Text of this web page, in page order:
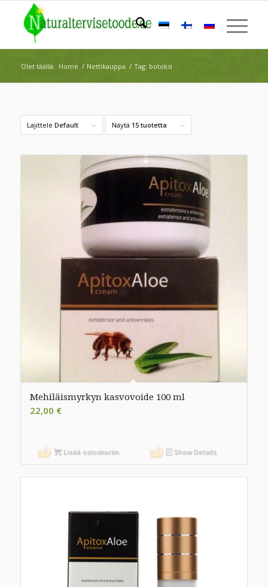
Olet täällä: Home / Nettikauppa / Tag: botoksi
Lajittele Default Näytä 15 tuotetta
Mehiläismyrkyn kasvovoide 100 ml
22,00 €
Lisää ostoskoriin Show Details